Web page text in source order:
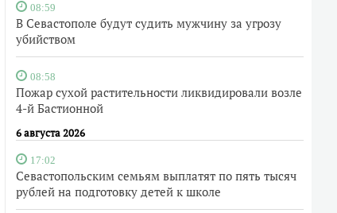
08:59
В Севастополе будут судить мужчину за угрозу
убийством
08:58
Пожар сухой растительности ликвидировали возле
4-й Бастионной
6 августа 2026
17:02
Севастопольским семьям выплатят по пять тысяч
рублей на подготовку детей к школе